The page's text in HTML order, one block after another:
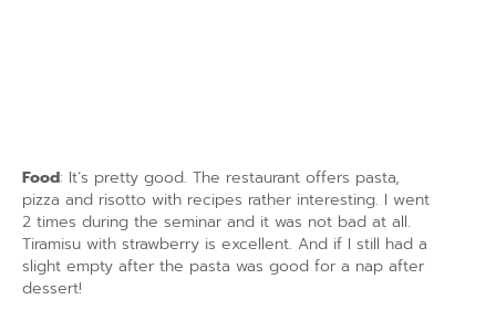
Food: It’s pretty good. The restaurant offers pasta,
pizza and risotto with recipes rather interesting. I went
2 times during the seminar and it was not bad at all.
Tiramisu with strawberry is excellent. And if I still had a
slight empty after the pasta was good for a nap after
dessert!